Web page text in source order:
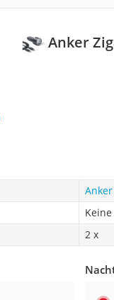
Anker
2 x